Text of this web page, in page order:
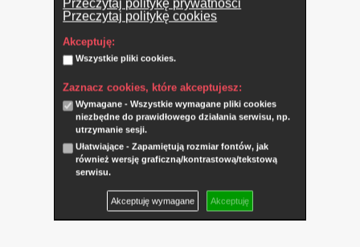
Przeczytaj politykę prywatności
Przeczytaj politykę cookies
Akceptuję:
Wszystkie pliki cookies.
Zaznacz cookies, które akceptujesz:
Wymagane - Wszystkie wymagane pliki cookies
niezbędne do prawidłowego działania serwisu, np.
utrzymanie sesji.
Ułatwiające - Zapamiętują rozmiar fontów, jak
również wersję graficzną/kontrastową/tekstową
serwisu.
Akceptuję wymagane Akceptuję